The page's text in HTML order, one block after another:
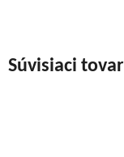
Súvisiaci tovar